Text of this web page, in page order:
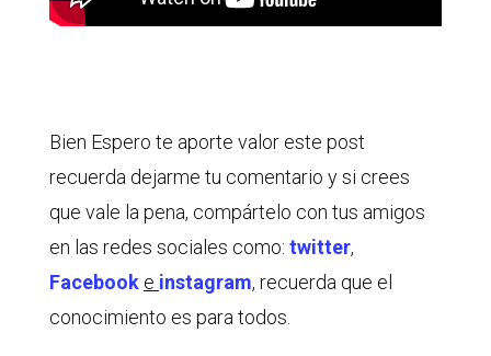
Bien Espero te aporte valor este post
recuerda dejarme tu comentario y si crees
que vale la pena, compártelo con tus amigos
en las redes sociales como: twitter,
Facebook e instagram, recuerda que el
conocimiento es para todos.